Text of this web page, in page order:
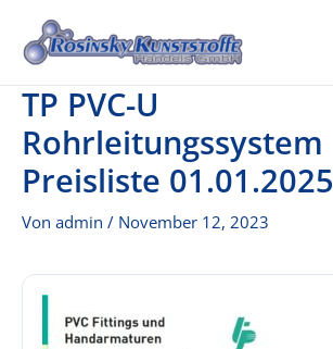
Inhalt
TP PVC-U
Rohrleitungssystem
Preisliste 01.01.2025
Von admin / November 12, 2023